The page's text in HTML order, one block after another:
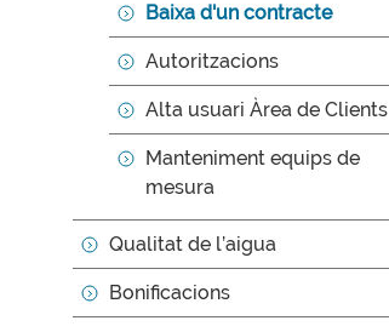
Baixa d'un contracte
Autoritzacions
Alta usuari Àrea de Clients
Manteniment equips de
mesura
Qualitat de l’aigua
Bonificacions